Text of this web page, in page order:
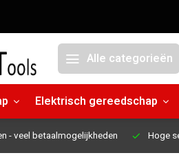
Alle categorieën
Elektrisch gereedschap
- veel betaalmogelijkheden Hoge